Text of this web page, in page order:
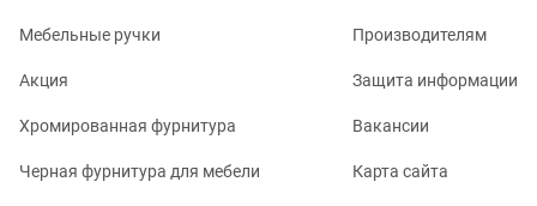
Мебельные ручки
Акция
Хромированная фурнитура
Черная фурнитура для мебели
Производителям
Защита информации
Вакансии
Карта сайта